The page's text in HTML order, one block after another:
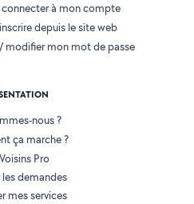
connecter à mon compte
depuis le site web
modifier mon mot de passe
nous ?
ça marche ?
Pro
demandes
mes services